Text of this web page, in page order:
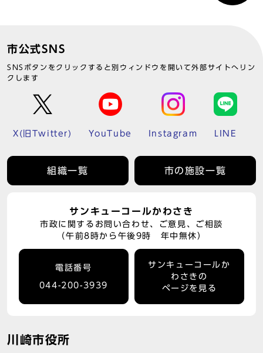
市公式SNS
SNSボタンをクリックすると別ウィンドウを開いて外部サイトへリン
クします
X(旧Twitter) YouTube Instagram LINE
組織一覧 市の施設一覧
サンキューコールかわさき
市政に関するお問い合わせ、ご意見、ご相談
（午前8時から午後9時 年中無休）
電話番号
044-200-3939
サンキューコールか
わさきの
ページを見る
川崎市役所